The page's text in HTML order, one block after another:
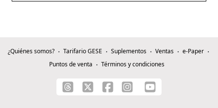
¿Quiénes somos? Tarifario GESE Suplementos Ventas
e-Paper
Puntos de venta
Términos y condiciones